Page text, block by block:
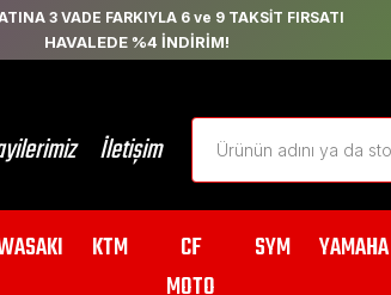
3 VADE FARKIYLA 6 ve 9 TAKSİT FIRSATI
HAVALEDE %4 İNDİRİM!
İletişim
KTM
CF
MOTO
SYM YAMAHA